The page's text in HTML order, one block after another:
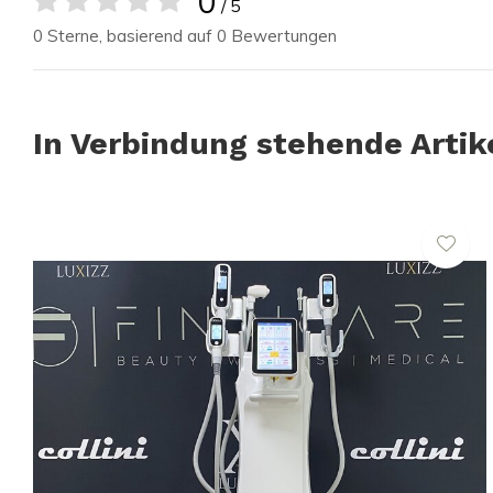
/ 5
0 Sterne, basierend auf 0 Bewertungen
In Verbindung stehende